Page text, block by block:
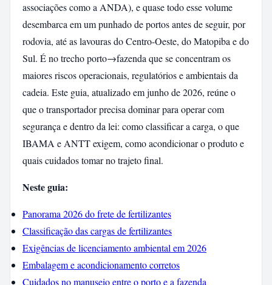
associações como a ANDA), e quase todo esse volume
desembarca em um punhado de portos antes de seguir, por
rodovia, até as lavouras do Centro-Oeste, do Matopiba e do
Sul. É no trecho porto→fazenda que se concentram os
maiores riscos operacionais, regulatórios e ambientais da
cadeia. Este guia, atualizado em junho de 2026, reúne o
que o transportador precisa dominar para operar com
segurança e dentro da lei: como classificar a carga, o que
IBAMA e ANTT exigem, como acondicionar o produto e
quais cuidados tomar no trajeto final.
Neste guia:
Panorama 2026 do frete de fertilizantes
Classificação das cargas de fertilizantes
Exigências de licenciamento ambiental em 2026
Embalagem e acondicionamento corretos
Cuidados no manuseio entre o porto e a fazenda